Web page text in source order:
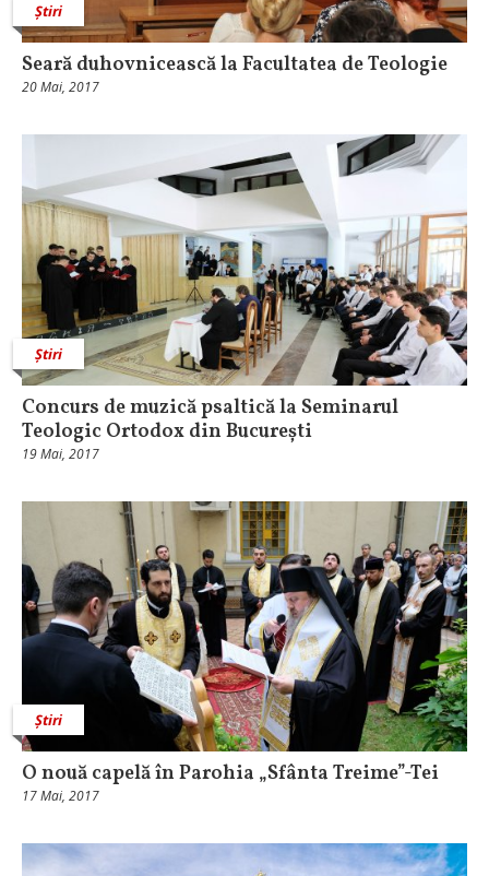
Știri
Seară duhovnicească la Facultatea de Teologie
20 Mai, 2017
Știri
Concurs de muzică psaltică la Seminarul
Teologic Ortodox din București
19 Mai, 2017
Știri
O nouă capelă în Parohia „Sfânta Treime”-Tei
17 Mai, 2017